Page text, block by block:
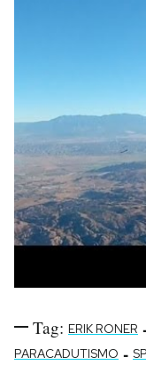
Tag: ERIK RONER
PARACADUTISMO -